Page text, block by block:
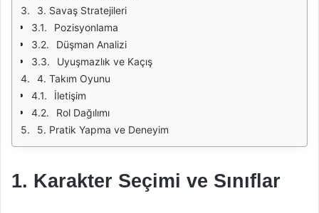
3. Savaş Stratejileri
Pozisyonlama
Düşman Analizi
Uyuşmazlık ve Kaçış
4. Takım Oyunu
İletişim
Rol Dağılımı
5. Pratik Yapma ve Deneyim
1. Karakter Seçimi ve Sınıflar